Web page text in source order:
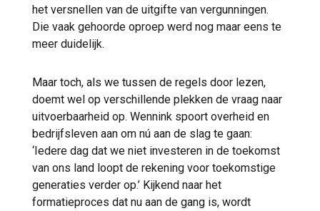
het versnellen van de uitgifte van vergunningen.
Die vaak gehoorde oproep werd nog maar eens te
meer duidelijk.
Maar toch, als we tussen de regels door lezen,
doemt wel op verschillende plekken de vraag naar
uitvoerbaarheid op. Wennink spoort overheid en
bedrijfsleven aan om nú aan de slag te gaan:
‘Iedere dag dat we niet investeren in de toekomst
van ons land loopt de rekening voor toekomstige
generaties verder op.’ Kijkend naar het
formatieproces dat nu aan de gang is, wordt